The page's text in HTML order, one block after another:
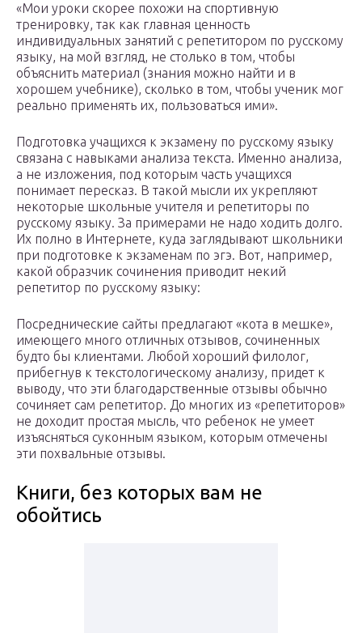
«Мои уроки скорее похожи на спортивную
тренировку, так как главная ценность
индивидуальных занятий с репетитором по русскому
языку, на мой взгляд, не столько в том, чтобы
объяснить материал (знания можно найти и в
хорошем учебнике), сколько в том, чтобы ученик мог
реально применять их, пользоваться ими».
Подготовка учащихся к экзамену по русскому языку
связана с навыками анализа текста. Именно анализа,
а не изложения, под которым часть учащихся
понимает пересказ. В такой мысли их укрепляют
некоторые школьные учителя и репетиторы по
русскому языку. За примерами не надо ходить долго.
Их полно в Интернете, куда заглядывают школьники
при подготовке к экзаменам по эгэ. Вот, например,
какой образчик сочинения приводит некий
репетитор по русскому языку:
Посреднические сайты предлагают «кота в мешке»,
имеющего много отличных отзывов, сочиненных
будто бы клиентами. Любой хороший филолог,
прибегнув к текстологическому анализу, придет к
выводу, что эти благодарственные отзывы обычно
сочиняет сам репетитор. До многих из «репетиторов»
не доходит простая мысль, что ребенок не умеет
изъясняться суконным языком, которым отмечены
эти похвальные отзывы.
Книги, без которых вам не
обойтись